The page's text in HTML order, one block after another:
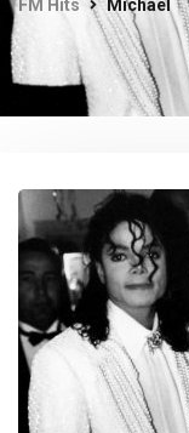
FM Hits Michael